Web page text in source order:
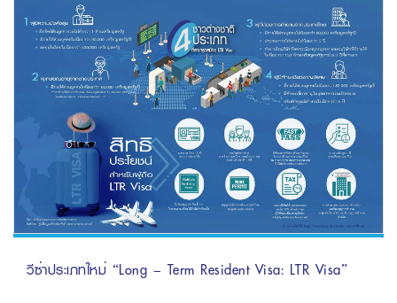
วีซ่าประเภทใหม่ “Long – Term Resident Visa: LTR Visa”